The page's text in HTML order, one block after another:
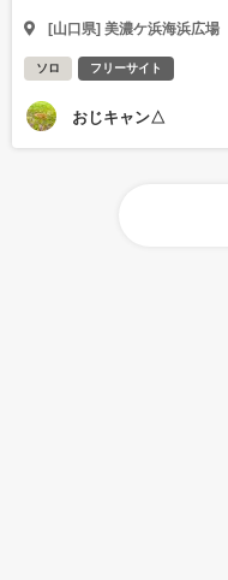
[山口県] 美濃ケ浜海浜広場
ソロ フリーサイト
おじキャン△